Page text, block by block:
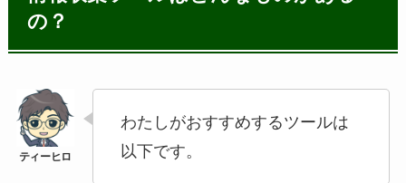
の？
わたしがおすすめするツールは
以下です。